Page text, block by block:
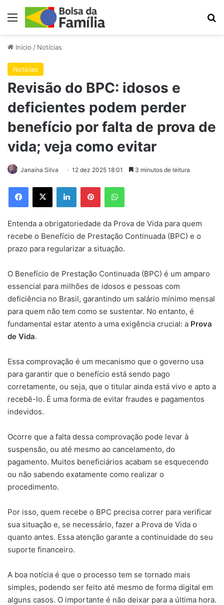
Menu
Início / Notícias
Notícias
Revisão do BPC: idosos e
deficientes podem perder
benefício por falta de prova de
vida; veja como evitar
Janaína Silva 12 dez 2025 18:01 3 minutos de leitura
Facebook
X LinkedinPinterestWhatsApp
Entenda a obrigatoriedade da Prova de Vida para quem
recebe o Benefício de Prestação Continuada (BPC) e o
prazo para regularizar a situação.
O Benefício de Prestação Continuada (BPC) é um amparo
essencial para milhões de idosos e pessoas com
deficiência no Brasil, garantindo um salário mínimo mensal
para quem não tem como se sustentar. No entanto, é
fundamental estar atento a uma exigência crucial: a Prova
de Vida.
Essa comprovação é um mecanismo que o governo usa
para garantir que o benefício está sendo pago
corretamente, ou seja, que o titular ainda está vivo e apto a
recebê-lo. É uma forma de evitar fraudes e pagamentos
indevidos.
Ocorre que a falta dessa comprovação pode levar à
suspensão, ou até mesmo ao cancelamento, do
pagamento. Muitos beneficiários acabam se esquecendo
ou não sabendo exatamente como realizar o
procedimento.
Por isso, quem recebe o BPC precisa correr para verificar
sua situação e, se necessário, fazer a Prova de Vida o
quanto antes. Essa atenção garante a continuidade do seu
suporte financeiro.
A boa notícia é que o processo tem se tornado mais
simples, podendo ser feito até mesmo de forma digital em
alguns casos. O importante é não deixar para a última hora.